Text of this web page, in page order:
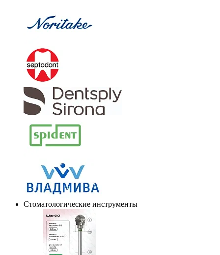
Стоматологические инструменты